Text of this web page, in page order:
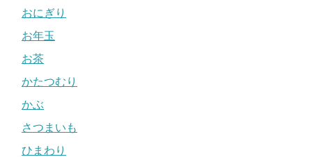
おにぎり
お年玉
お茶
かたつむり
かぶ
さつまいも
ひまわり